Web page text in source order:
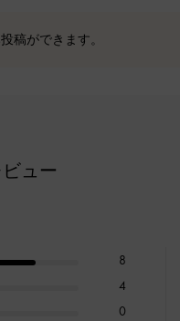
稿ができます。
ュー
8
4
0